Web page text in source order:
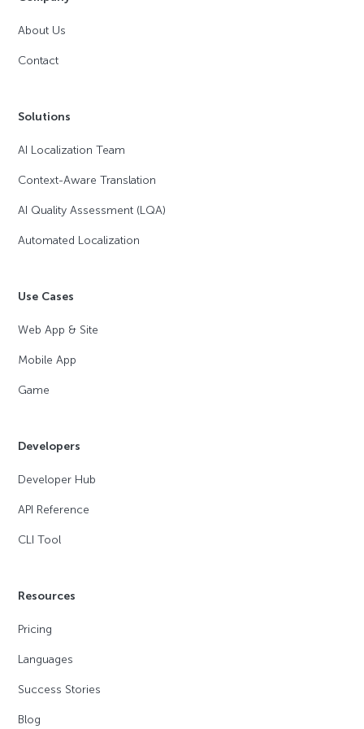
About Us
Contact
Solutions
AI Localization Team
Context-Aware Translation
AI Quality Assessment (LQA)
Automated Localization
Use Cases
Web App & Site
Mobile App
Game
Developers
Developer Hub
API Reference
CLI Tool
Resources
Pricing
Languages
Success Stories
Blog